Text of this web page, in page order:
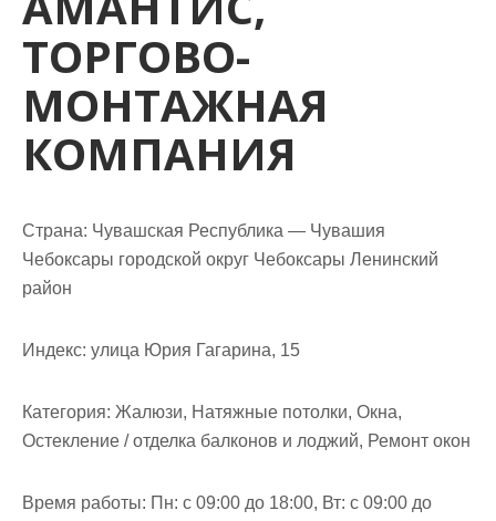
ТОРГОВО-
МОНТАЖНАЯ
КОМПАНИЯ
Страна: Чувашская Республика — Чувашия
Чебоксары городской округ Чебоксары Ленинский
район
Индекс: улица Юрия Гагарина, 15
Категория: Жалюзи, Натяжные потолки, Окна,
Остекление / отделка балконов и лоджий, Ремонт окон
Время работы: Пн: с 09:00 до 18:00, Вт: с 09:00 до